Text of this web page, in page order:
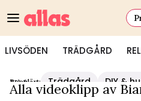
LIVSÖDEN TRÄDGÅRD
Populärt: Trädgård DIY &
Video Start/Bianca
Alla videoklipp av